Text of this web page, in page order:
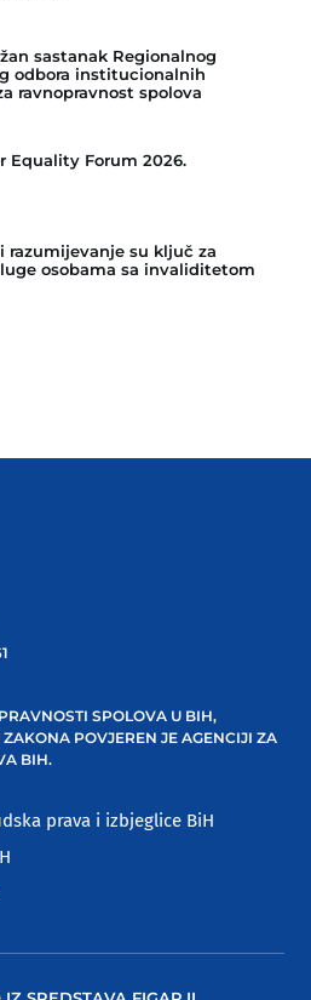
sastanak Regionalnog
odbora institucionalnih
ravnopravnost spolova
Equality Forum 2026.
razumijevanje su ključ za
osobama sa invaliditetom
SPOLOVA U BIH,
POVJEREN JE AGENCIJI ZA
BIH.
prava i izbjeglice BiH